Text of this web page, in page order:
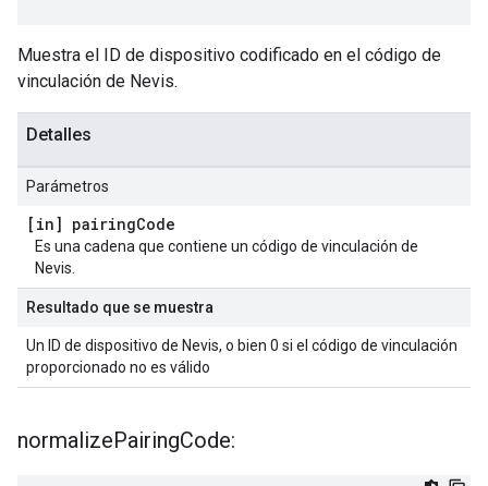
Muestra el ID de dispositivo codificado en el código de
vinculación de Nevis.
Detalles
Parámetros
[in] pairingCode
Es una cadena que contiene un código de vinculación de
Nevis.
Resultado que se muestra
Un ID de dispositivo de Nevis, o bien 0 si el código de vinculación
proporcionado no es válido
normalizePairingCode: